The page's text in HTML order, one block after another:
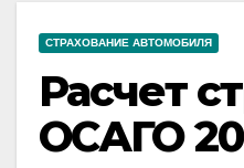
СТРАХОВАНИЕ АВТОМОБИЛЯ
Расчет
ОСАГО